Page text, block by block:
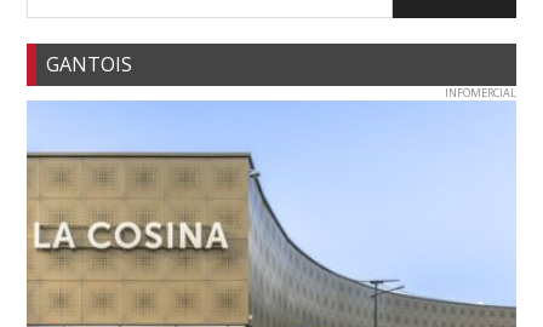
GANTOIS
INFOMERCIAL